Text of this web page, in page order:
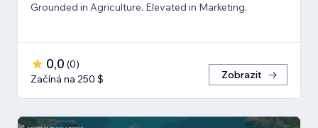
Grounded in Agriculture. Elevated in Marketing.
0,0 (0)
Začíná na 250 $
Zobrazit